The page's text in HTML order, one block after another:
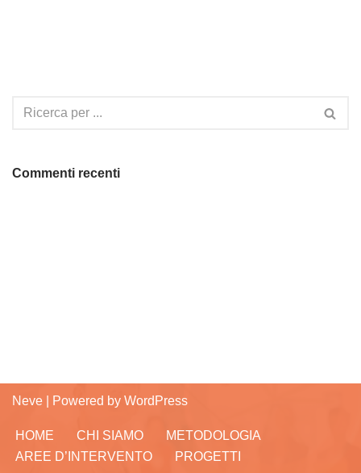
Commenti recenti
Neve | Powered by WordPress
HOME CHI SIAMO
METODOLOGIA
AREE D’INTERVENTO
PROGETTI